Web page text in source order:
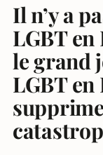
Il n’y a
LGBT
le grand
LGBT en